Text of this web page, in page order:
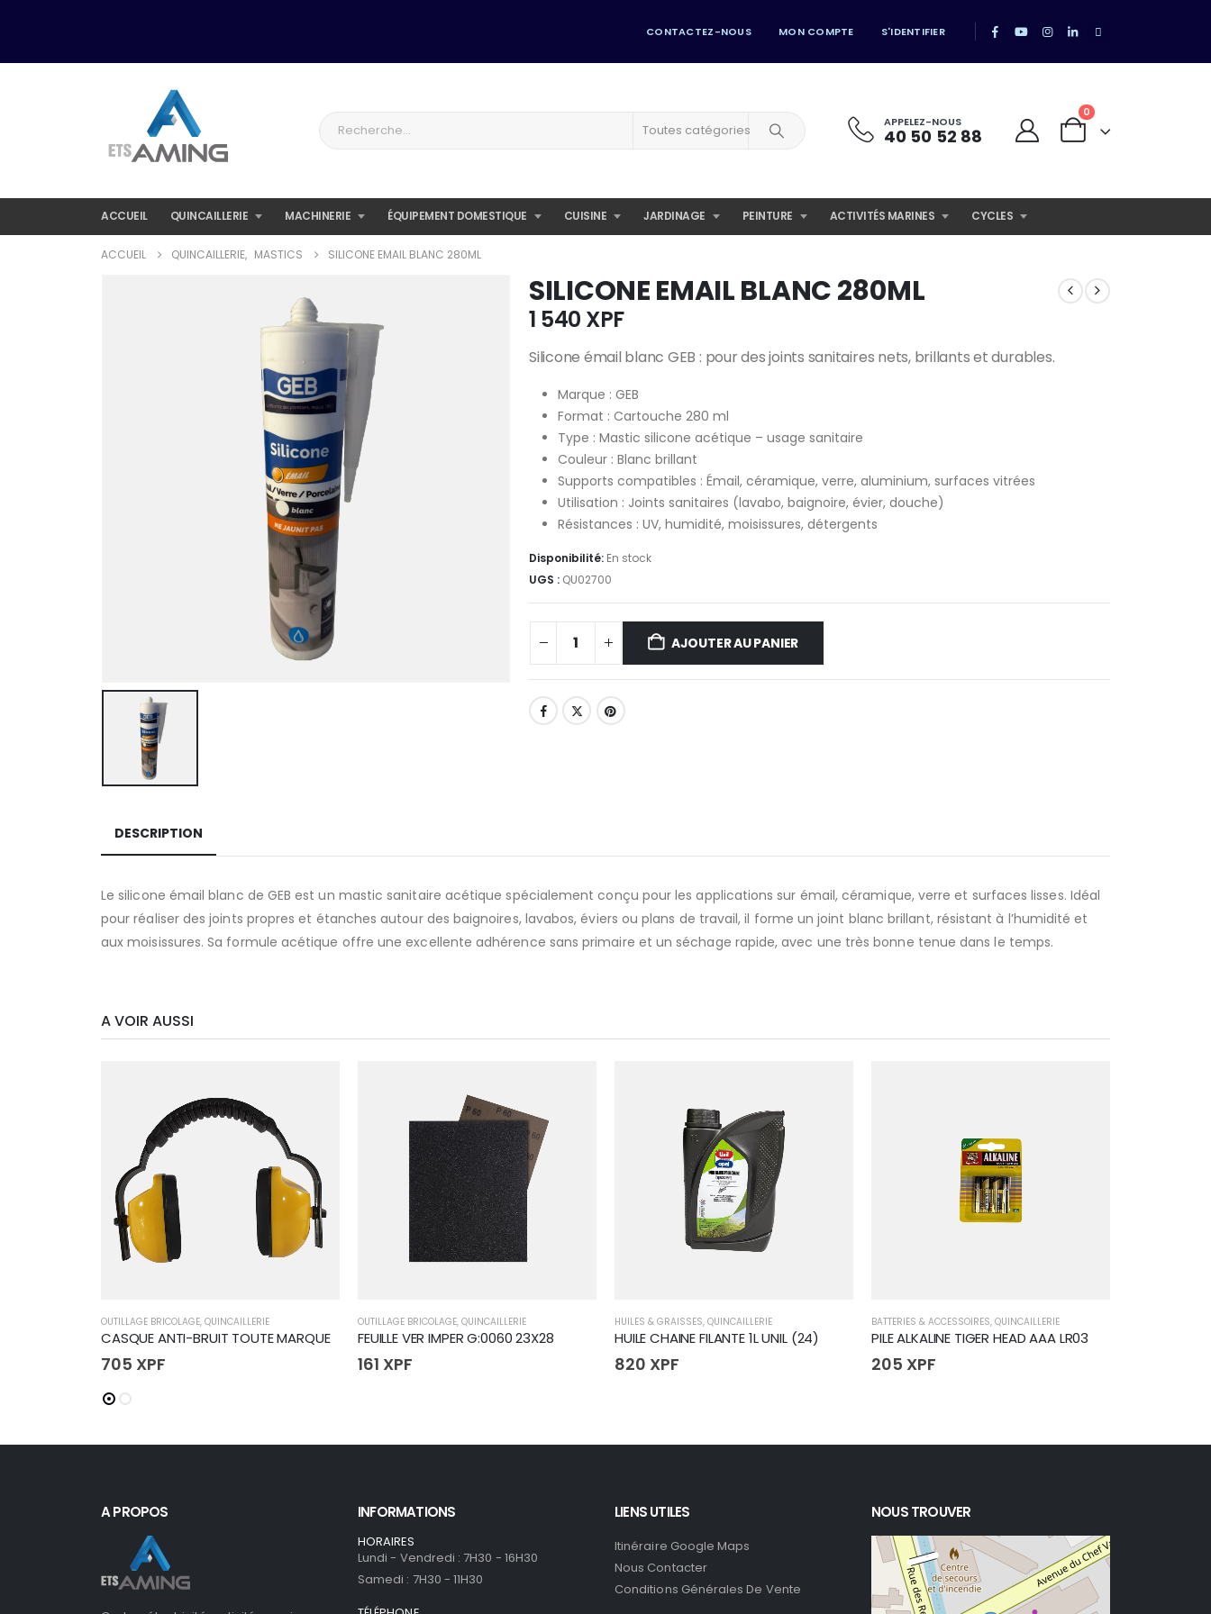
CONTACTEZ-NOUS MON COMPTE S'IDENTIFIER
Toutes catégories APPELEZ-NOUS
40 50 52 88
0
ACCUEIL QUINCAILLERIE MACHINERIE ÉQUIPEMENT DOMESTIQUE CUISINE JARDINAGE PEINTURE ACTIVITÉS MARINES CYCLES
ACCUEIL QUINCAILLERIE, MASTICS SILICONE EMAIL BLANC 280ML
SILICONE EMAIL BLANC 280ML
1 540 XPF
Silicone émail blanc GEB : pour des joints sanitaires nets, brillants et durables.
Marque : GEB
Format : Cartouche 280 ml
Type : Mastic silicone acétique – usage sanitaire
Couleur : Blanc brillant
Supports compatibles : Émail, céramique, verre, aluminium, surfaces vitrées
Utilisation : Joints sanitaires (lavabo, baignoire, évier, douche)
Résistances : UV, humidité, moisissures, détergents
Disponibilité: En stock
UGS : QU02700
AJOUTER AU PANIER
DESCRIPTION
Le silicone émail blanc de GEB est un mastic sanitaire acétique spécialement conçu pour les applications sur émail, céramique, verre et surfaces lisses. Idéal
pour réaliser des joints propres et étanches autour des baignoires, lavabos, éviers ou plans de travail, il forme un joint blanc brillant, résistant à l’humidité et
aux moisissures. Sa formule acétique offre une excellente adhérence sans primaire et un séchage rapide, avec une très bonne tenue dans le temps.
A VOIR AUSSI
OUTILLAGE BRICOLAGE, QUINCAILLERIE
CASQUE ANTI-BRUIT TOUTE MARQUE
705 XPF
OUTILLAGE BRICOLAGE, QUINCAILLERIE
FEUILLE VER IMPER G:0060 23X28
161 XPF
HUILES & GRAISSES, QUINCAILLERIE
HUILE CHAINE FILANTE 1L UNIL (24)
820 XPF
BATTERIES & ACCESSOIRES, QUINCAILLERIE
PILE ALKALINE TIGER HEAD AAA LR03
205 XPF
A PROPOS INFORMATIONS
HORAIRES
Lundi - Vendredi : 7H30 - 16H30
Samedi : 7H30 - 11H30
LIENS UTILES
Itinéraire Google Maps
Nous Contacter
Conditions Générales De Vente
NOUS TROUVER